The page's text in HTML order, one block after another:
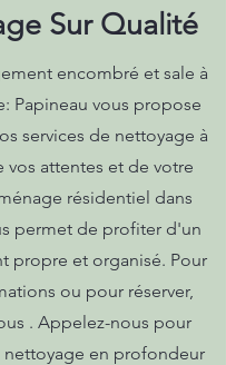
Sur Qualité
encombré et sale à
Papineau vous propose
services de nettoyage à
vos attentes et de votre
résidentiel dans
permet de profiter d'un
propre et organisé. Pour
ou pour réserver,
. Appelez-nous pour
nettoyage en profondeur